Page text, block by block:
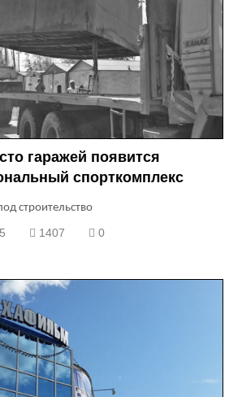
гаражей появится
спорткомплекс
строительство
1407 0